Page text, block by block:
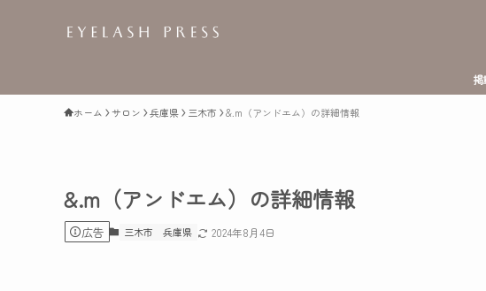
ホーム サロン 兵庫県 三木市 &.m（アンドエム）の詳細情報
&.m（アンドエム）の詳細情報
広告 三木市 兵庫県 2024年8月4日